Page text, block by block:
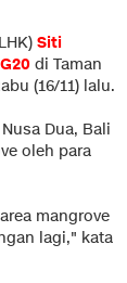
Siti
di Taman
(16/11) lalu.
Dua, Bali
oleh para
mangrove
lagi," kata